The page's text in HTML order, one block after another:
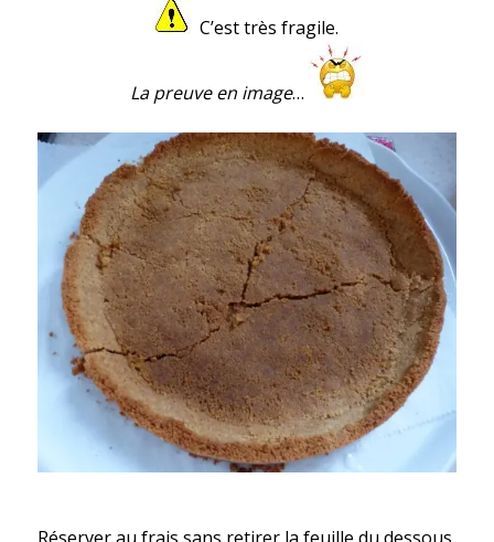
C’est très fragile.
La preuve en image…